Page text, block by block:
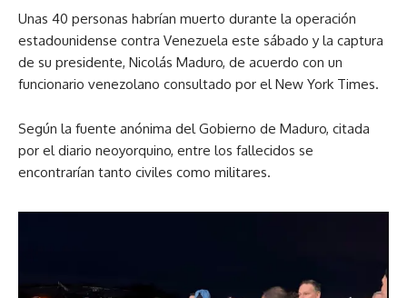
Unas 40 personas habrían muerto durante la operación
estadounidense contra Venezuela este sábado y la captura
de su presidente, Nicolás Maduro, de acuerdo con un
funcionario venezolano consultado por el New York Times.
Según la fuente anónima del Gobierno de Maduro, citada
por el diario neoyorquino, entre los fallecidos se
encontrarían tanto civiles como militares.